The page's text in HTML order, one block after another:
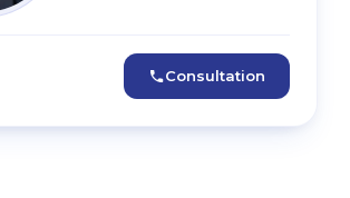
Consultation